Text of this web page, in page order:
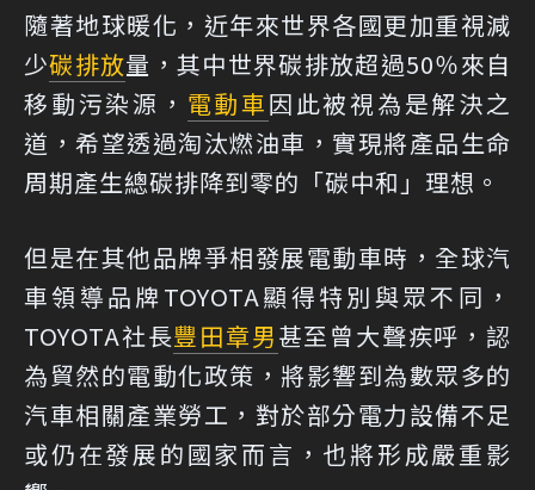
隨著地球暖化，近年來世界各國更加重視減
少碳排放量，其中世界碳排放超過50％來自
移動污染源， 電動車因此被視為是解決之
道，希望透過淘汰燃油車，實現將產品生命
周期產生總碳排降到零的「碳中和」理想。
但是在其他品牌爭相發展電動車時，全球汽
車領導品牌TOYOTA顯得特別與眾不同，
TOYOTA社長豐田章男甚至曾大聲疾呼，認
為貿然的電動化政策，將影響到為數眾多的
汽車相關產業勞工，對於部分電力設備不足
或仍在發展的國家而言，也將形成嚴重影